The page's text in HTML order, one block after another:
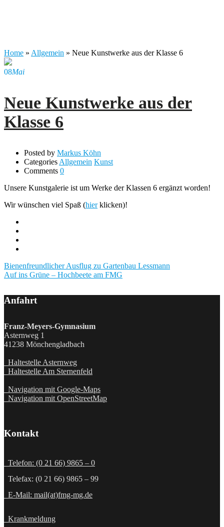
Home » Allgemein » Neue Kunstwerke aus der Klasse 6
08Mai
Neue Kunstwerke aus der
Klasse 6
Posted by Markus Köhn
Categories Allgemein Kunst
Comments 0
Unsere Kunstgalerie ist um Werke der Klassen 6 ergänzt worden!
Wir wünschen viel Spaß (hierklicken)!
Post
navigation
Bienenfreundlicher Ausflug zu Gartenbau Lessmann
Auf ins Grüne – Hochbeete am FMG
Anfahrt
Franz-Meyers-Gymnasium
Asternweg 1
41238 Mönchengladbach
Haltestelle Asternweg
Haltestelle Am Sternenfeld
Navigation mit Google-Maps
Navigation mit OpenStreetMap
Kontakt
Telefon: (0 21 66) 9865 – 0
Telefax: (0 21 66) 9865 – 99
E-Mail: mail(at)fmg-mg.de
Krankmeldung